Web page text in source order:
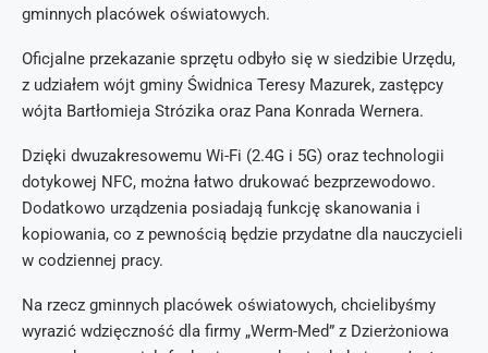
gminnych placówek oświatowych.
Oficjalne przekazanie sprzętu odbyło się w siedzibie Urzędu,
z udziałem wójt gminy Świdnica Teresy Mazurek, zastępcy
wójta Bartłomieja Strózika oraz Pana Konrada Wernera.
Dzięki dwuzakresowemu Wi-Fi (2.4G i 5G) oraz technologii
dotykowej NFC, można łatwo drukować bezprzewodowo.
Dodatkowo urządzenia posiadają funkcję skanowania i
kopiowania, co z pewnością będzie przydatne dla nauczycieli
w codziennej pracy.
Na rzecz gminnych placówek oświatowych, chcielibyśmy
wyrazić wdzięczność dla firmy „Werm-Med” z Dzierżoniowa